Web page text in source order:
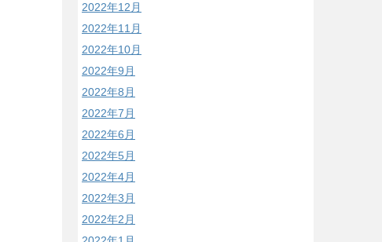
2022年12月
2022年11月
2022年10月
2022年9月
2022年8月
2022年7月
2022年6月
2022年5月
2022年4月
2022年3月
2022年2月